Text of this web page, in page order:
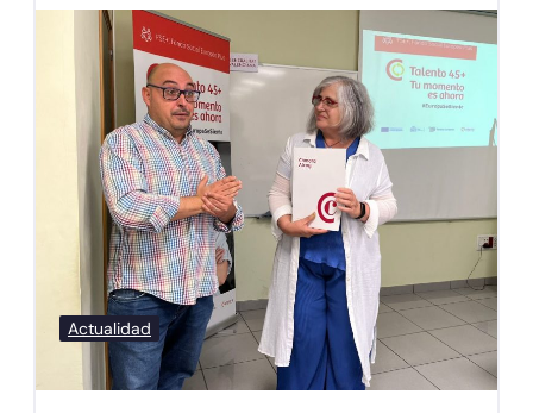
Actualidad